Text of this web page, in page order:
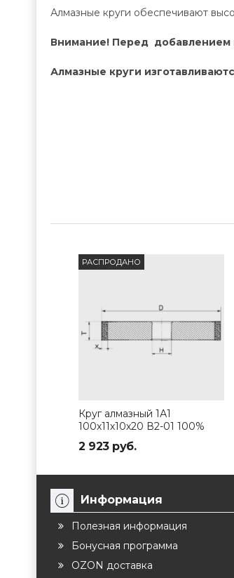
Алмазные круги обеспечивают
Внимание! Перед добавлением
Алмазные круги
РАСПРОДАНО
Круг алмазный 1А1
100х11х10х20 В2-01 100%
2 923 руб.
Информация
Полезная информация
Бонусная программа
OZON доставка